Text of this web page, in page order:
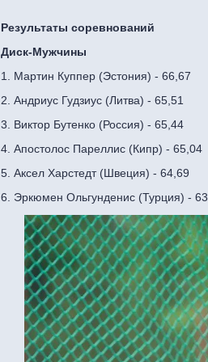
Результаты соревнований
Диск-Мужчины
1. Мартин Куппер (Эстония) - 66,67
2. Андриус Гудзиус (Литва) - 65,51
3. Виктор Бутенко (Россия) - 65,44
4. Апостолос Пареллис (Кипр) - 65,04
5. Аксел Харстедт (Швеция) - 64,69
6. Эркюмен Ольгунденис (Турция) -